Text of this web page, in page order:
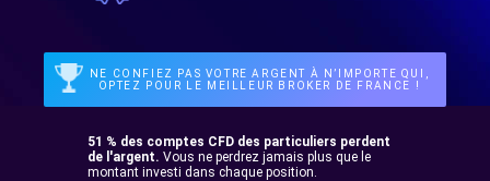
NE CONFIEZ PAS VOTRE ARGENT À N’IMPORTE QUI,
OPTEZ POUR LE MEILLEUR BROKER DE FRANCE !
51 % des comptes CFD des particuliers perdent
de l'argent. Vous ne perdrez jamais plus que le
montant investi dans chaque position.